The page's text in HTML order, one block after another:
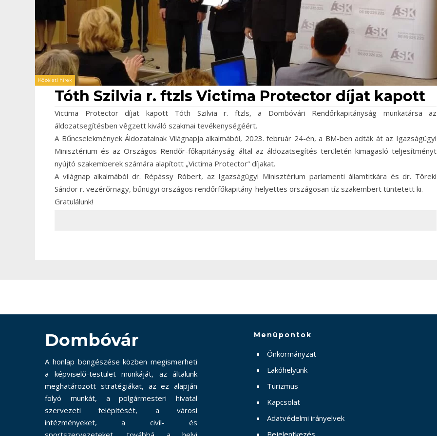
Közéleti hírek
Tóth Szilvia r. ftzls Victima Protector díjat kapott
Victima Protector díjat kapott Tóth Szilvia r. ftzls, a Dombóvári Rendőrkapitányság munkatársa az
áldozatsegítésben vêgzett kiváló szakmai tevékenységéért.
A Bűncselekmények Áldozatainak Világnapja alkalmából, 2023. február 24-én, a BM-ben adták át az Igazságügyi
Minisztérium és az Országos Rendőr-főkapitányság által az áldozatsegítés területén kimagasló teljesítményt
nyújtó szakemberek számára alapított „Victima Protector” díjakat.
A világnap alkalmából dr. Répássy Róbert, az Igazságügyi Minisztérium parlamenti államtitkára és dr. Töreki
Sándor r. vezérőrnagy, bűnügyi országos rendőrfőkapitány-helyettes országosan tíz szakembert tüntetett ki.
Gratulálunk!
Dombóvár
A honlap böngészése közben megismerheti
a képviselő-testület munkáját, az általunk
meghatározott stratégiákat, az ez alapján
folyó munkát, a polgármesteri hivatal
szervezeti felépítését, a városi
intézményeket, a civil- és
Menüpontok
Önkormányzat
Lakóhelyünk
Turizmus
Kapcsolat
Adatvédelmi irányelvek
Bejelentkezés